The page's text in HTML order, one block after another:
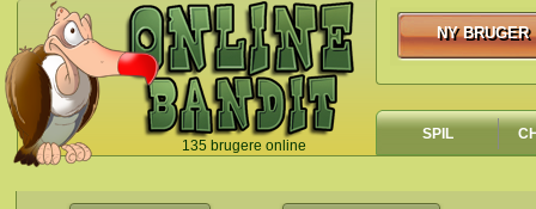
135 brugere online
`
NY BRUGER
NY BRUGER
SPIL